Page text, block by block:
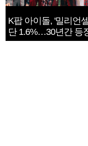
K팝 아이돌, '밀리언
단 1.6%…30년간 등
1182개팀 전수조사